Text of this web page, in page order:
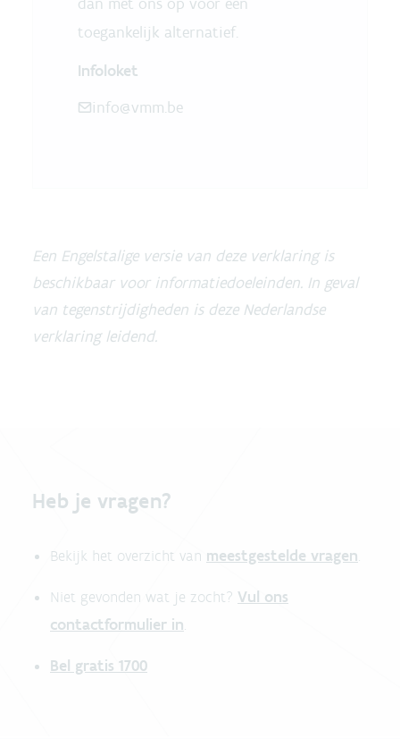
toegankelijk alternatief.
Infoloket
info@vmm.be
Een Engelstalige versie van deze verklaring is
beschikbaar voor informatiedoeleinden. In geval
van tegenstrijdigheden is deze Nederlandse
verklaring leidend.
Heb je vragen?
Bekijk het overzicht van meestgestelde vragen.
Niet gevonden wat je zocht? Vul ons
contactformulier in.
Bel gratis 1700